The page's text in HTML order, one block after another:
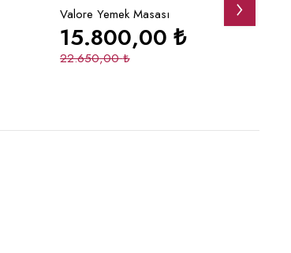
Valore Yemek Masası
22.650,00₺
15.800,00 ₺